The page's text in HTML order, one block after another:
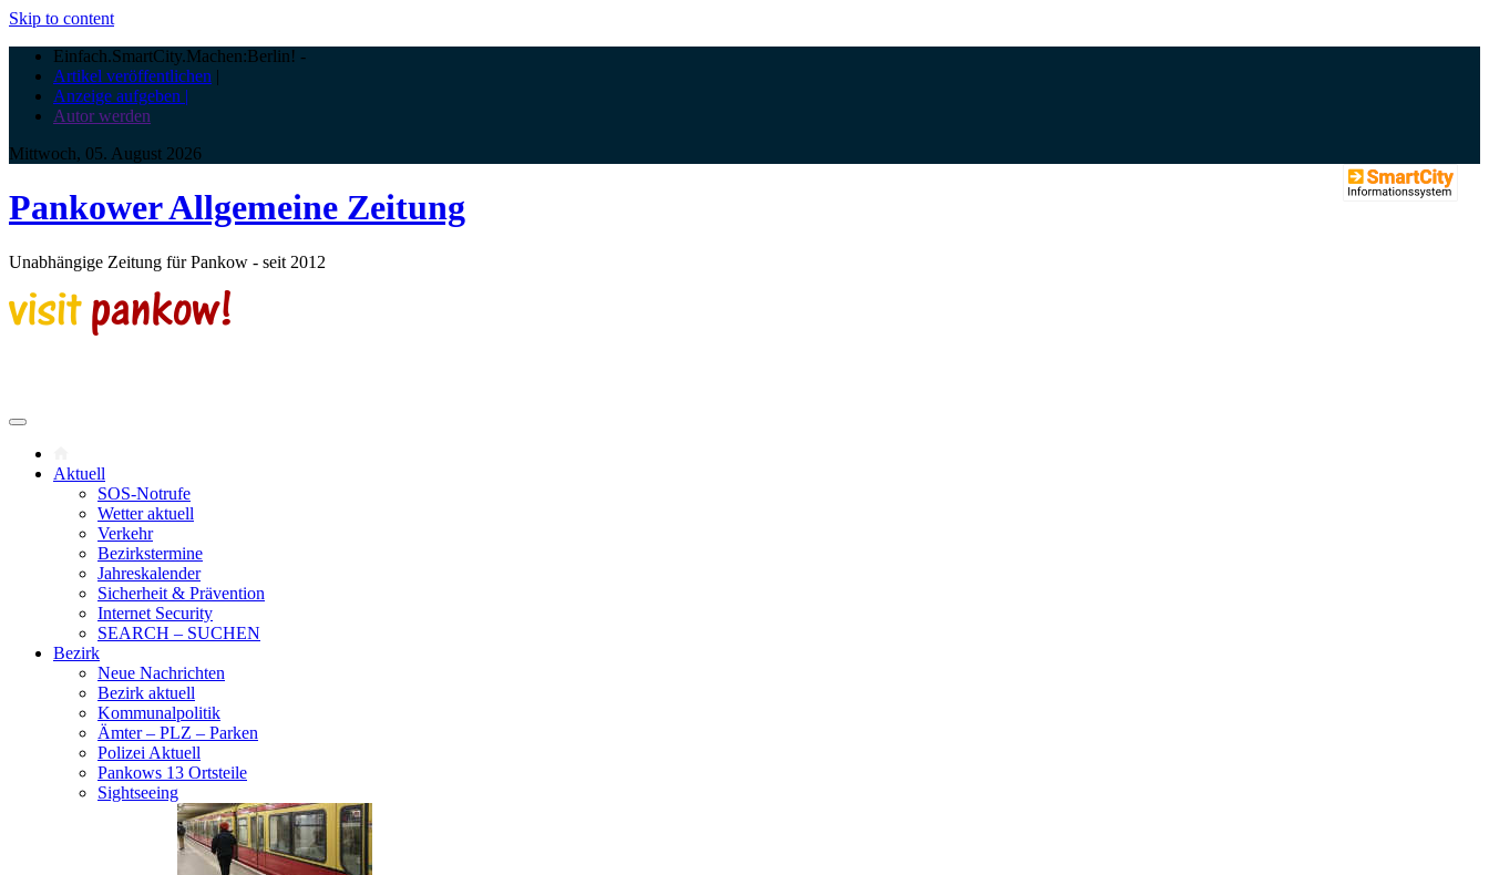
Skip to content
Einfach.SmartCity.Machen:Berlin! -
Artikel veröffentlichen |
Anzeige aufgeben |
Autor werden
Mittwoch, 05. August 2026
Pankower Allgemeine Zeitung
Unabhängige Zeitung für Pankow - seit 2012
Aktuell
SOS-Notrufe
Wetter aktuell
Verkehr
Bezirkstermine
Jahreskalender
Sicherheit & Prävention
Internet Security
SEARCH – SUCHEN
Bezirk
Neue Nachrichten
Bezirk aktuell
Kommunalpolitik
Ämter – PLZ – Parken
Polizei Aktuell
Pankows 13 Ortsteile
Sightseeing